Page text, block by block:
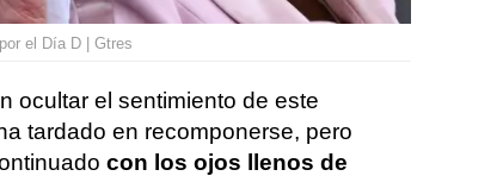
el Día D | Gtres
ocultar el sentimiento de este
tardado en recomponerse, pero
con los ojos llenos de